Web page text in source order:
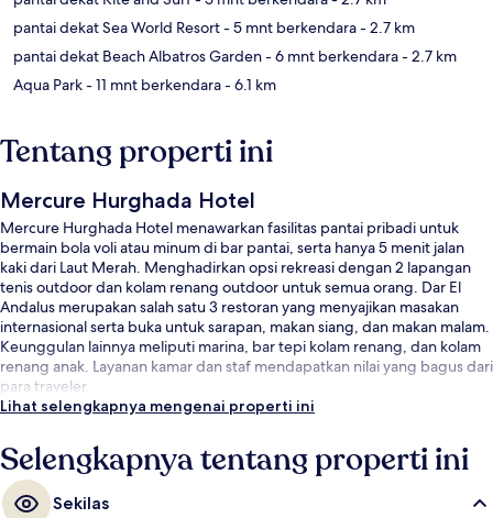
pantai dekat Sea World Resort- 5 mnt berkendara- 2.7 km
pantai dekat Beach Albatros Garden- 6 mnt berkendara- 2.7 km
Aqua Park- 11 mnt berkendara- 6.1 km
Tentang properti ini
Mercure Hurghada Hotel
Mercure Hurghada Hotel menawarkan fasilitas pantai pribadi untuk
bermain bola voli atau minum di bar pantai, serta hanya 5 menit jalan
kaki dari Laut Merah. Menghadirkan opsi rekreasi dengan 2 lapangan
tenis outdoor dan kolam renang outdoor untuk semua orang. Dar El
Andalus merupakan salah satu 3 restoran yang menyajikan masakan
internasional serta buka untuk sarapan, makan siang, dan makan malam.
Keunggulan lainnya meliputi marina, bar tepi kolam renang, dan kolam
renang anak. Layanan kamar dan staf mendapatkan nilai yang bagus dari
para traveler.
Lihat selengkapnya mengenai properti ini
Selengkapnya tentang properti ini
Sekilas